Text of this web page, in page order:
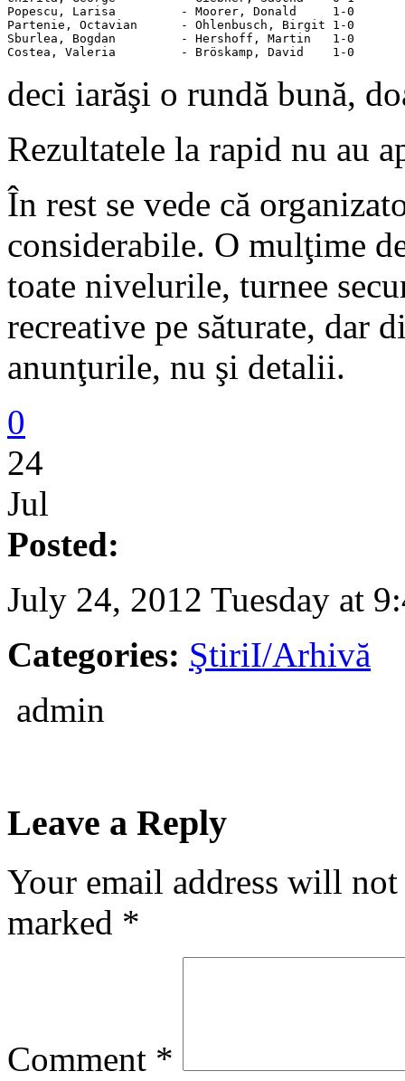
Popescu, Larisa         - Moorer, Donald     1-0
Partenie, Octavian      - Ohlenbusch, Birgit 1-0
Sburlea, Bogdan         - Hershoff, Martin   1-0
Costea, Valeria         - Bröskamp, David    1-0
deci iarăşi o rundă bună,
Rezultatele la rapid nu au
În rest se vede că
considerabile. O mulţime
toate nivelurile, turnee
recreative pe săturate, dar
anunţurile, nu şi detalii.
0
24
Jul
Posted:
July 24, 2012 Tuesday at
Categories: ŞtiriI/Arhivă
admin
Leave a Reply
Your email address will
marked *
Comment *